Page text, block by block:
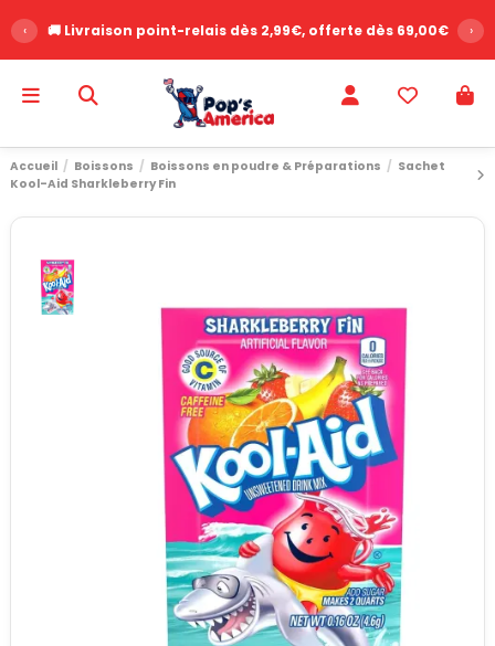
‹ 🚚 Livraison point-relais dès 2,99€, offerte dès 69,00€ ›
Accueil Boissons Boissons en poudre & Préparations
Sachet
Kool-Aid Sharkleberry Fin